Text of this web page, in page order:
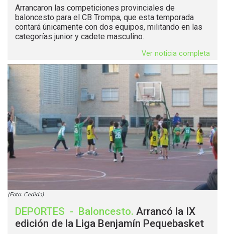
Arrancaron las competiciones provinciales de
baloncesto para el CB Trompa, que esta temporada
contará únicamente con dos equipos, militando en las
categorías junior y cadete masculino.
Ver noticia completa
(Foto: Cedida)
DEPORTES - Baloncesto. Arrancó la IX
edición de la Liga Benjamín Pequebasket